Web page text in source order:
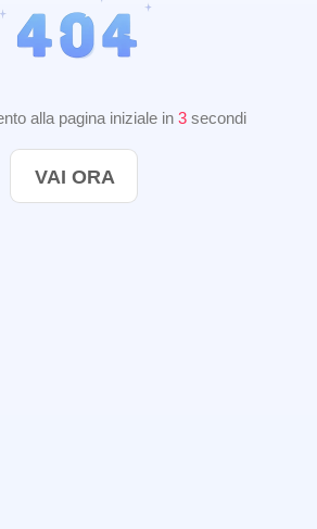
alla pagina iniziale in 2secondi
VAI ORA